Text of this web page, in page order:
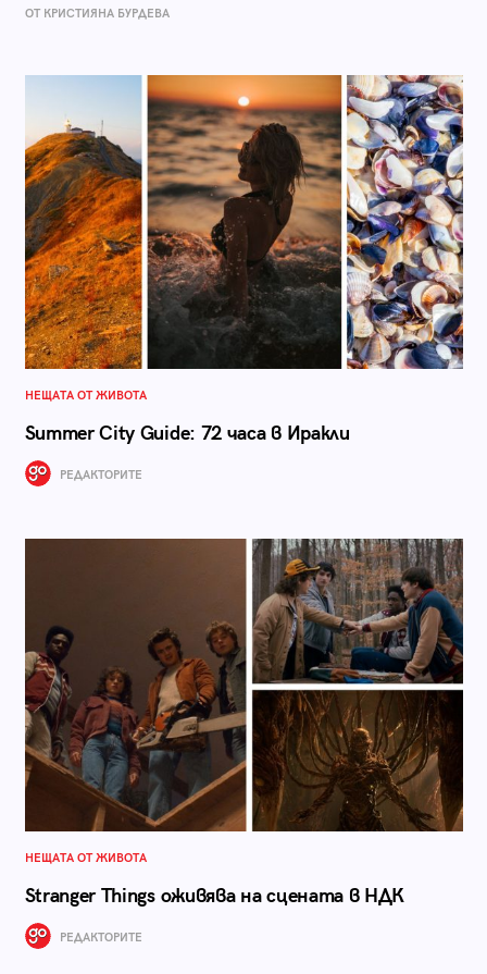
ОТ КРИСТИЯНА БУРДЕВА
НЕЩАТА ОТ ЖИВОТА
Summer City Guide: 72 часа в Иракли
РЕДАКТОРИТЕ
НЕЩАТА ОТ ЖИВОТА
Stranger Things оживява на сцената в НДК
РЕДАКТОРИТЕ